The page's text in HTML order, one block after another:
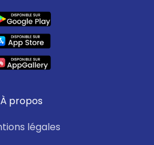
À propos
légales